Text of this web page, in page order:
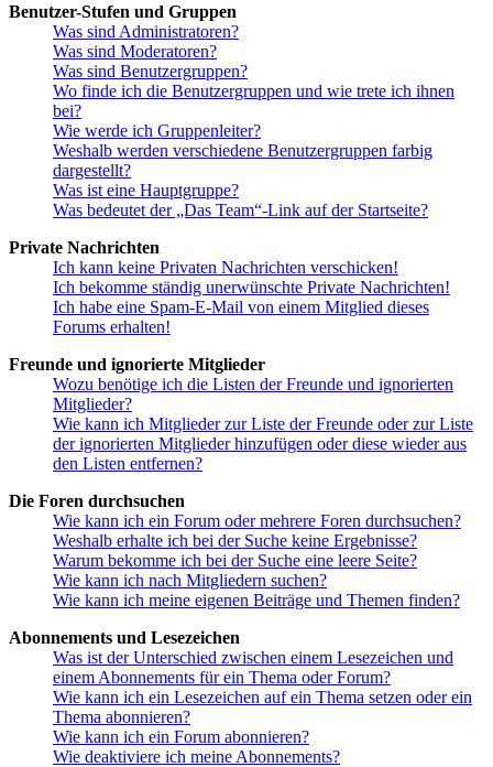
Benutzer-Stufen und Gruppen
Was sind Administratoren?
Was sind Moderatoren?
Was sind Benutzergruppen?
Wo finde ich die Benutzergruppen und wie trete ich ihnen
bei?
Wie werde ich Gruppenleiter?
Weshalb werden verschiedene Benutzergruppen farbig
dargestellt?
Was ist eine Hauptgruppe?
Was bedeutet der „Das Team“-Link auf der Startseite?
Private Nachrichten
Ich kann keine Privaten Nachrichten verschicken!
Ich bekomme ständig unerwünschte Private Nachrichten!
Ich habe eine Spam-E-Mail von einem Mitglied dieses
Forums erhalten!
Freunde und ignorierte Mitglieder
Wozu benötige ich die Listen der Freunde und ignorierten
Mitglieder?
Wie kann ich Mitglieder zur Liste der Freunde oder zur Liste
der ignorierten Mitglieder hinzufügen oder diese wieder aus
den Listen entfernen?
Die Foren durchsuchen
Wie kann ich ein Forum oder mehrere Foren durchsuchen?
Weshalb erhalte ich bei der Suche keine Ergebnisse?
Warum bekomme ich bei der Suche eine leere Seite?
Wie kann ich nach Mitgliedern suchen?
Wie kann ich meine eigenen Beiträge und Themen finden?
Abonnements und Lesezeichen
Was ist der Unterschied zwischen einem Lesezeichen und
einem Abonnements für ein Thema oder Forum?
Wie kann ich ein Lesezeichen auf ein Thema setzen oder ein
Thema abonnieren?
Wie kann ich ein Forum abonnieren?
Wie deaktiviere ich meine Abonnements?